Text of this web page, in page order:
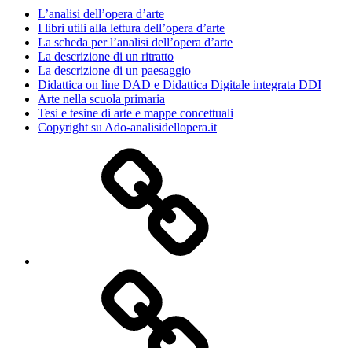
L’analisi dell’opera d’arte
I libri utili alla lettura dell’opera d’arte
La scheda per l’analisi dell’opera d’arte
La descrizione di un ritratto
La descrizione di un paesaggio
Didattica on line DAD e Didattica Digitale integrata DDI
Arte nella scuola primaria
Tesi e tesine di arte e mappe concettuali
Copyright su Ado-analisidellopera.it